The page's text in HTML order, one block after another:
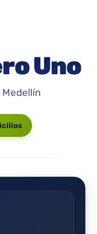
Uno
Medellín